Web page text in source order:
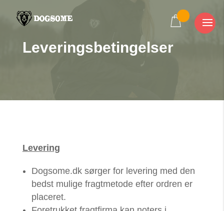
Leveringsbetingelser
Levering
Dogsome.dk sørger for levering med den
bedst mulige fragtmetode efter ordren er
placeret.